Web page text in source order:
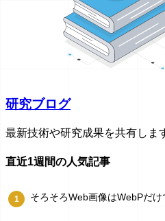
研究ブログ
最新技術や研究成果を共有しま
直近1週間の人気記事
1 そろそろWeb画像はWebPだけ